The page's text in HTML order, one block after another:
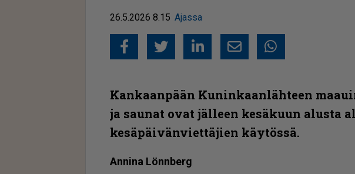
26.5.2026 8.15 Ajassa
FacebookTwitter
LinkedIn
SähköpostiWhatsapp
Kankaanpään Kuninkaanlähteen
ja saunat ovat jälleen kesäkuun alusta
kesäpäi­vän­viet­täjien käytössä.
An­ni­na Lön­n­berg